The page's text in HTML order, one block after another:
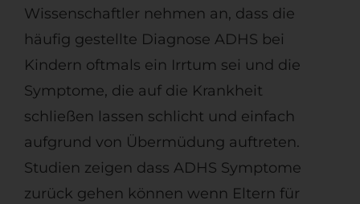
Wissenschaftler nehmen an, dass die
häufig gestellte Diagnose ADHS bei
Kindern oftmals ein Irrtum sei und die
Symptome, die auf die Krankheit
schließen lassen schlicht und einfach
aufgrund von Übermüdung auftreten.
Studien zeigen dass ADHS Symptome
zurück gehen können wenn Eltern für